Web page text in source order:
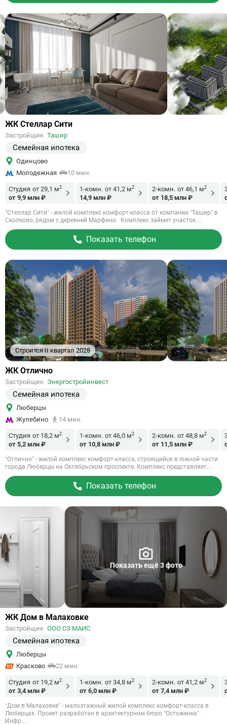
Ссылка
объект
ЖК Стеллар Сити
Застройщик Ташир
Семейная ипотека
Одинцово
Молодежная
10 мин.
Студия от 29,1 м2
от 9,9 млн ₽
1-комн. от 41,2 м2
14,9 млн ₽
2-комн. от 46,1 м2
от 18,5 млн ₽
"Стеллар Сити" - жилой комплекс комфорт-класса от компании “Ташир” в
Сколково, рядом с деревней Марфино. Комплекс займет участок ...
Показать телефон
Строится II квартал 2028
Ссылка
объект
ЖК Отлично
Застройщик Энергостройинвест
Семейная ипотека
Люберцы
Жулебино
14 мин.
Студия от 18,2 м2
от 5,2 млн ₽
1-комн. от 46,0 м2
от 10,8 млн ₽
2-комн. от 48,8 м2
от 11,5 млн ₽
“Отлично” - жилой комплекс комфорт-класса, строящийся в южной части
города Люберцы на Октябрьском проспекте. Комплекс представляет...
Показать телефон
Показать ещё 3 фото
Ссылка
объект
ЖК Дом в Малаховке
Застройщик ООО СЗ МАИС
Семейная ипотека
Люберцы
Красково
22 мин.
Студия от 19,2 м2
от 3,4 млн ₽
1-комн. от 34,8 м2
от 6,0 млн ₽
2-комн. от 41,2 м2
от 7,4 млн ₽
“Дом в Малаховке” - малоэтажный жилой комплекс комфорт-класса в
Люберцах. Проект разработан в архитектурном бюро “Остоженка”.
Инфр...